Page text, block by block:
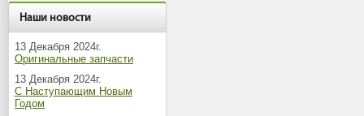
Наши новости
13 Декабря 2024г.
Оригинальные запчасти
13 Декабря 2024г.
С Наступающим Новым
Годом